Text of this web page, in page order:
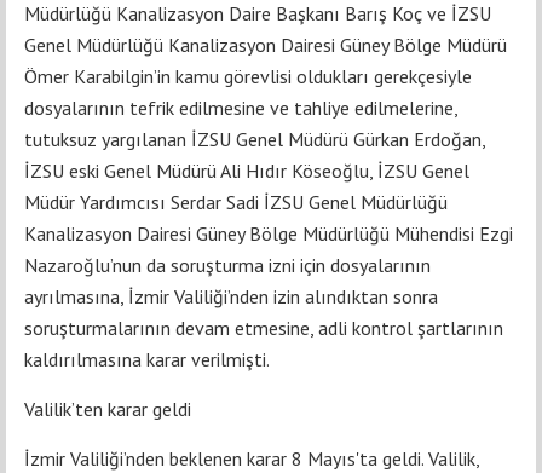
Müdürlüğü Kanalizasyon Daire Başkanı Barış Koç ve İZSU
Genel Müdürlüğü Kanalizasyon Dairesi Güney Bölge Müdürü
Ömer Karabilgin’in kamu görevlisi oldukları gerekçesiyle
dosyalarının tefrik edilmesine ve tahliye edilmelerine,
tutuksuz yargılanan İZSU Genel Müdürü Gürkan Erdoğan,
İZSU eski Genel Müdürü Ali Hıdır Köseoğlu, İZSU Genel
Müdür Yardımcısı Serdar Sadi İZSU Genel Müdürlüğü
Kanalizasyon Dairesi Güney Bölge Müdürlüğü Mühendisi Ezgi
Nazaroğlu’nun da soruşturma izni için dosyalarının
ayrılmasına, İzmir Valiliği’nden izin alındıktan sonra
soruşturmalarının devam etmesine, adli kontrol şartlarının
kaldırılmasına karar verilmişti.
Valilik’ten karar geldi
İzmir Valiliği’nden beklenen karar 8 Mayıs'ta geldi. Valilik,